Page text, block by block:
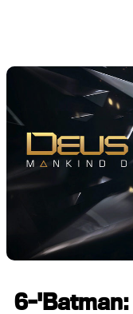
6-